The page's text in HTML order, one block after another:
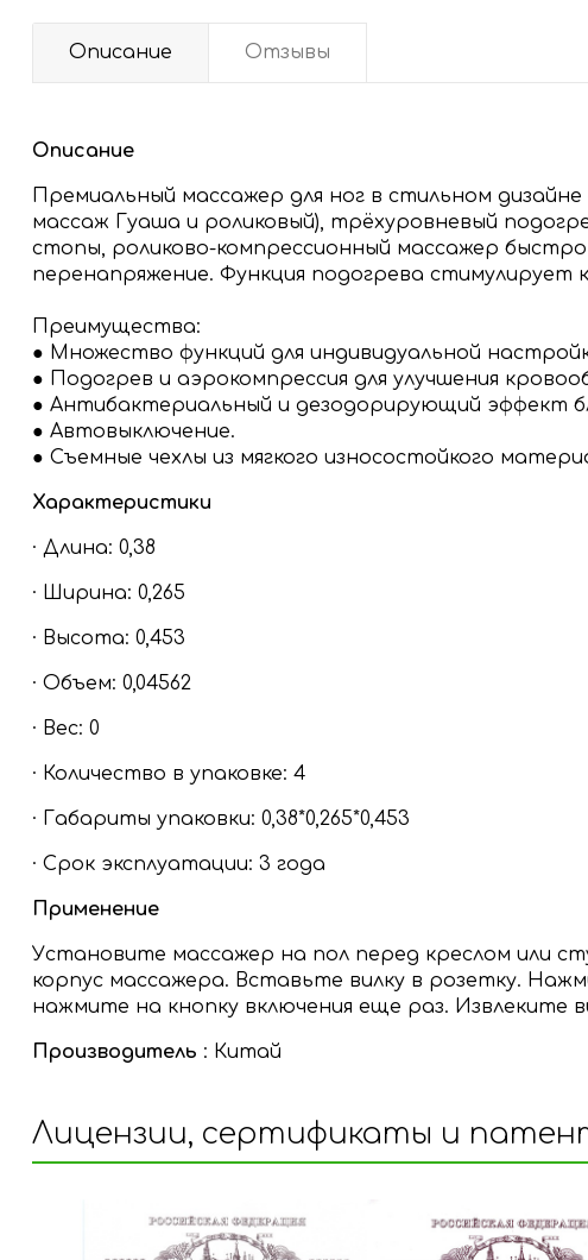
Описание Отзывы
Описание
Премиальный массажер для ног в стильном
массаж Гуаша и роликовый), трёхуровневый
стопы, роликово-компрессионный массажер
перенапряжение. Функция подогрева стимулирует
Преимущества:
● Множество функций для индивидуальной
● Подогрев и аэрокомпрессия для улучшения
● Антибактериальный и дезодорирующий эффект
● Автовыключение.
● Съемные чехлы из мягкого износостойкого
Характеристики
· Длина: 0,38
· Ширина: 0,265
· Высота: 0,453
· Объем: 0,04562
· Вес: 0
· Количество в упаковке: 4
· Габариты упаковки: 0,38*0,265*0,453
· Срок эксплуатации: 3 года
Применение
Установите массажер на пол перед креслом или
корпус массажера. Вставьте вилку в розетку.
нажмите на кнопку включения еще раз. Извлеките
Производитель : Китай
Лицензии, сертификаты и